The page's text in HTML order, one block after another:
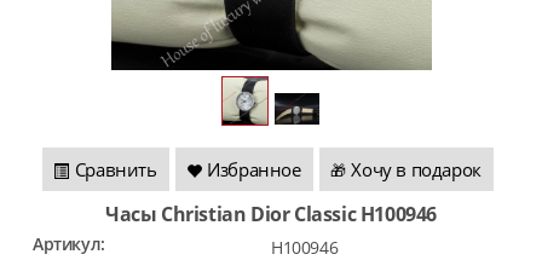
Сравнить Избранное 🎁 Хочу в подарок
Часы Christian Dior Classic H100946
Артикул:
H100946